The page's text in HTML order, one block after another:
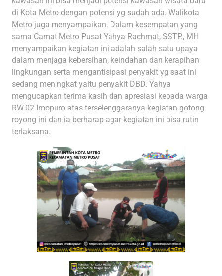
di Kota Metro dengan potensi yg sudah ada. Walikota
Metro juga menyampaikan. Dalam kesempatan yang
sama Camat Metro Pusat Yahya Rachmat, SSTP., MH
menyampaikan kegiatan ini adalah salah satu upaya
dalam menjaga kebersihan, keindahan dan kerapihan
lingkungan serta mengantisipasi penyakit yg saat ini
sedang meningkat yaitu penyakit DBD. Yahya
mengucapkan terima kasih dan apresiasi kepada warga
RW.02 Imopuro atas terselenggaranya kegiatan gotong
royong ini dan ia berharap agar kegiatan ini bisa rutin
terlaksana.